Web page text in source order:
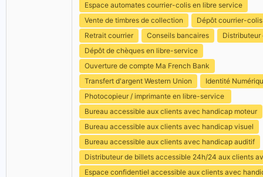
Espace automates courrier-colis en libre service
Vente de timbres de collection
Dépôt courrier-colis
Retrait courrier
Conseils bancaires
Distributeur
Dépôt de chèques en libre-service
Ouverture de compte Ma French Bank
Transfert d'argent Western Union
Identité
Photocopieur / imprimante en libre-service
Bureau accessible aux clients avec handicap moteur
Bureau accessible aux clients avec handicap visuel
Bureau accessible aux clients avec handicap auditif
Distributeur de billets accessible 24h/24 aux clients
Espace confidentiel accessible aux clients avec